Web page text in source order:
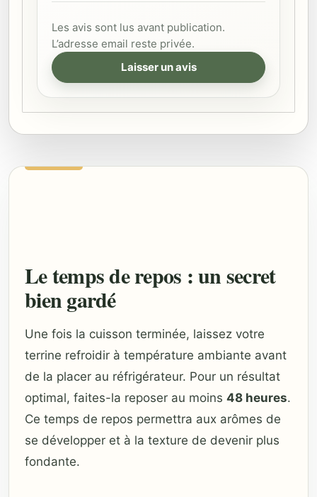
Les avis sont lus avant publication.
L’adresse email reste privée.
Laisser un avis
Le temps de repos : un secret
bien gardé
Une fois la cuisson terminée, laissez votre
terrine refroidir à température ambiante avant
de la placer au réfrigérateur. Pour un résultat
optimal, faites-la reposer au moins 48 heures.
Ce temps de repos permettra aux arômes de
se développer et à la texture de devenir plus
fondante.